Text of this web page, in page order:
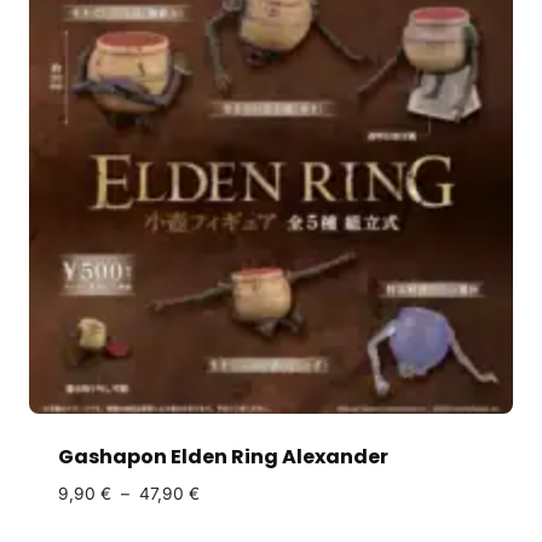
Gashapon Elden Ring Alexander
9,90 € – 47,90 €